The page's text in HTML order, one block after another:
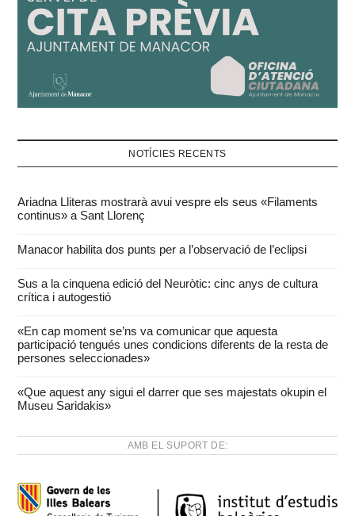
NOTÍCIES RECENTS
Ariadna Lliteras mostrarà avui vespre els seus «Filaments
continus» a Sant Llorenç
Manacor habilita dos punts per a l’observació de l’eclipsi
Sus a la cinquena edició del Neuròtic: cinc anys de cultura
crítica i autogestió
«En cap moment se’ns va comunicar que aquesta
participació tengués unes condicions diferents de la resta de
persones seleccionades»
«Que aquest any sigui el darrer que ses majestats okupin el
Museu Saridakis»
AMB EL SUPORT DE: